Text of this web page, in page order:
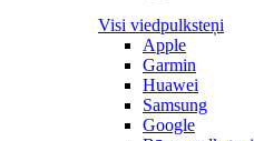
Visi viedpulksteņi
Apple
Garmin
Huawei
Samsung
Google